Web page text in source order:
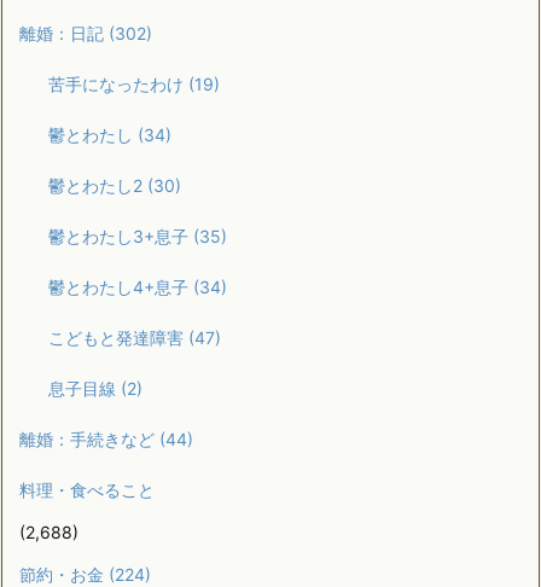
離婚：日記 (302)
苦手になったわけ (19)
鬱とわたし (34)
鬱とわたし2 (30)
鬱とわたし3+息子 (35)
鬱とわたし4+息子 (34)
こどもと発達障害 (47)
息子目線 (2)
離婚：手続きなど (44)
料理・食べること
(2,688)
節約・お金 (224)